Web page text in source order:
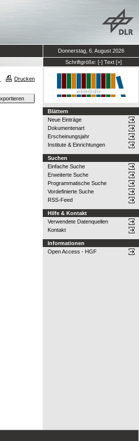
Donnerstag, 6. August 2026
Schriftgröße: [-] Text [+]
Drucken
Blättern
Neue Einträge
Dokumentenart
Erscheinungsjahr
Institute & Einrichtungen
Suchen
Einfache Suche
Erweiterte Suche
Programmatische Suche
Vordefinierte Suche
RSS-Feed
Hilfe & Kontakt
Verwendete Datenquellen
Kontakt
Informationen
Open Access - HGF